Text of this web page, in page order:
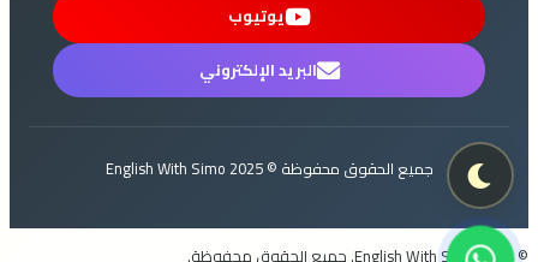
يوتيوب
البريد الإلكتروني
جميع الحقوق محفوظة © 2025 English With Simo
© 2024 English With Simo. جميع الحقوق محفوظة.